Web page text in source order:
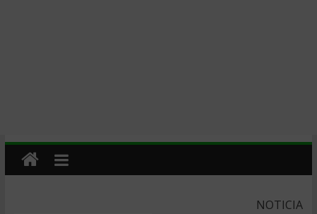
NOTICIA